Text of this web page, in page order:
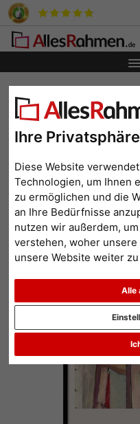
Ihre
Diese Website
Technologien, um Ihnen
zu ermöglichen und die
an Ihre Bedürfnisse
nutzen wir außerdem,
verstehen, woher
unsere Website weiter
Alle
Zurück|Bilderrahmen-
Bilderrahmen mit Poster
Anemones
Poster mit
Lyman